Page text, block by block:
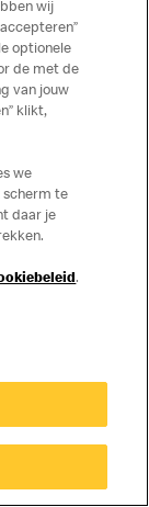
wij
optionele
de met de
van jouw
klikt,
we
scherm te
daar je
.